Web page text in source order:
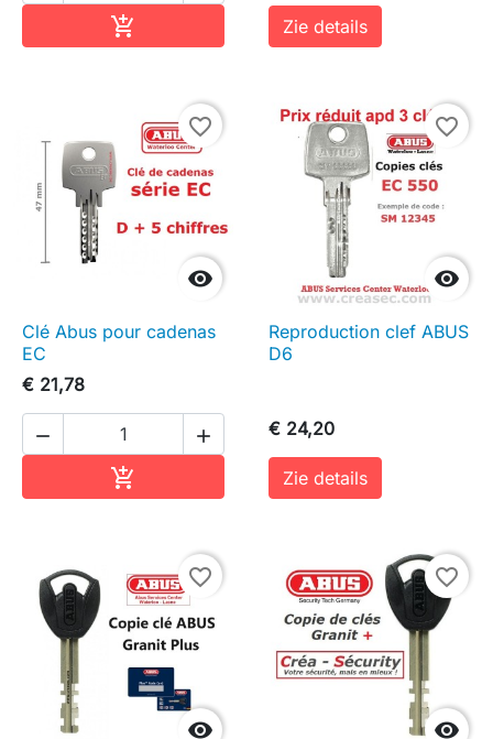
 Zie details

favorite_border
Clé Abus pour cadenas
EC
€ 21,78
 


favorite_border
Reproduction clef ABUS
D6
€ 24,20
Zie details

favorite_border

favorite_border